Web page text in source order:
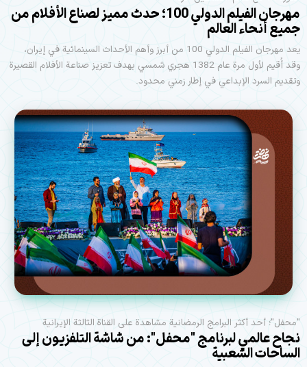
مهرجان الفيلم الدولي 100؛ حدث مميز لصناع الأفلام من
جميع أنحاء العالم
يعد مهرجان الفيلم الدولي 100 من أبرز وأهم الأحداث السينمائية في إيران،
وقد أُقيم لأول مرة عام 1382 هجري شمسي بهدف تعزيز صناعة الأفلام القصيرة
وتقديم السرد الإبداعي في إطار زمني محدود.
"محفل"؛ أحد أكثر البرامج الرمضانية مشاهدة على القناة الثالثة الإيرانية
نجاح عالمي لبرنامج "محفل": من شاشة التلفزيون إلى
الساحات الشعبية